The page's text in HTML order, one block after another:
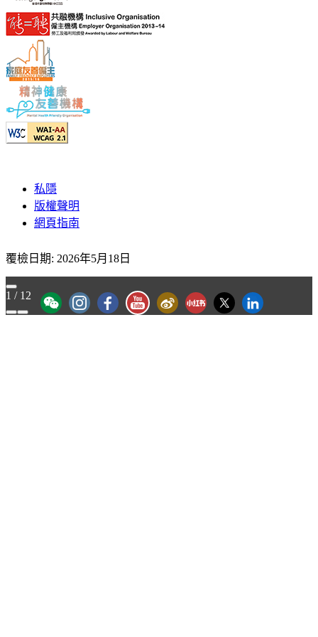
「香港廉政公署」WeChat 官方帳號
"香港廉政公署 Hong Kong ICAC" Instagram
"香港廉政公署 Hong Kong ICAC"
YouTube - ICAC Channel
廉署微博廉署小紅書
廉署X
私隱
版權聲明
網頁指南
覆檢日期: 2026年5月18日
1 / 12